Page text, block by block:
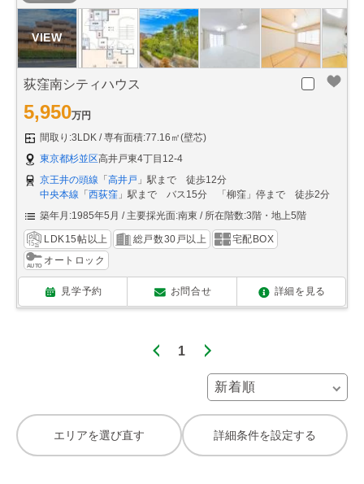
荻窪南シティハウス
5,950万円
間取り:3LDK
専有面積:77.16㎡(壁芯)
東京都杉並区高井戸東4丁目12-4
京王井の頭線 「高井戸 」駅まで 徒歩12分
中央本線 「西荻窪 」駅まで バス15分 「柳窪」停まで 徒歩2分
築年月:1985年5月
主要採光面:南東 所在階数:3階・地上5階
LDK15帖以上 総戸数30戸以上
宅配BOX
オートロック
見学予約 お問合せ 詳細を見る
1
エリアを選び直す 詳細条件を設定する